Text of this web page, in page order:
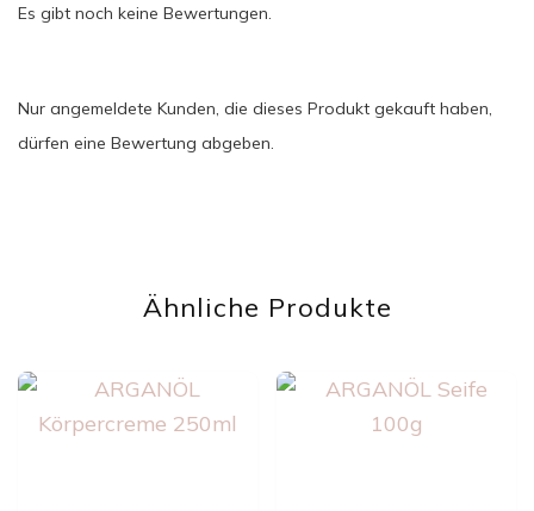
Es gibt noch keine Bewertungen.
Nur angemeldete Kunden, die dieses Produkt gekauft haben,
dürfen eine Bewertung abgeben.
Ähnliche Produkte